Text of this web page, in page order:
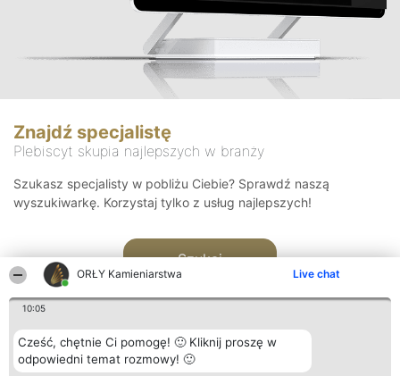
ORŁY Kamieniarstwa Live chat
10:05
Cześć, chętnie Ci pomogę! 🙂 Kliknij proszę w
odpowiedni temat rozmowy! 🙂
Znajdź specjalistę
Plebiscyt skupia najlepszych w branży
Szukasz specjalisty w pobliżu Ciebie? Sprawdź naszą
wyszukiwarkę. Korzystaj tylko z usług najlepszych!
Szukaj